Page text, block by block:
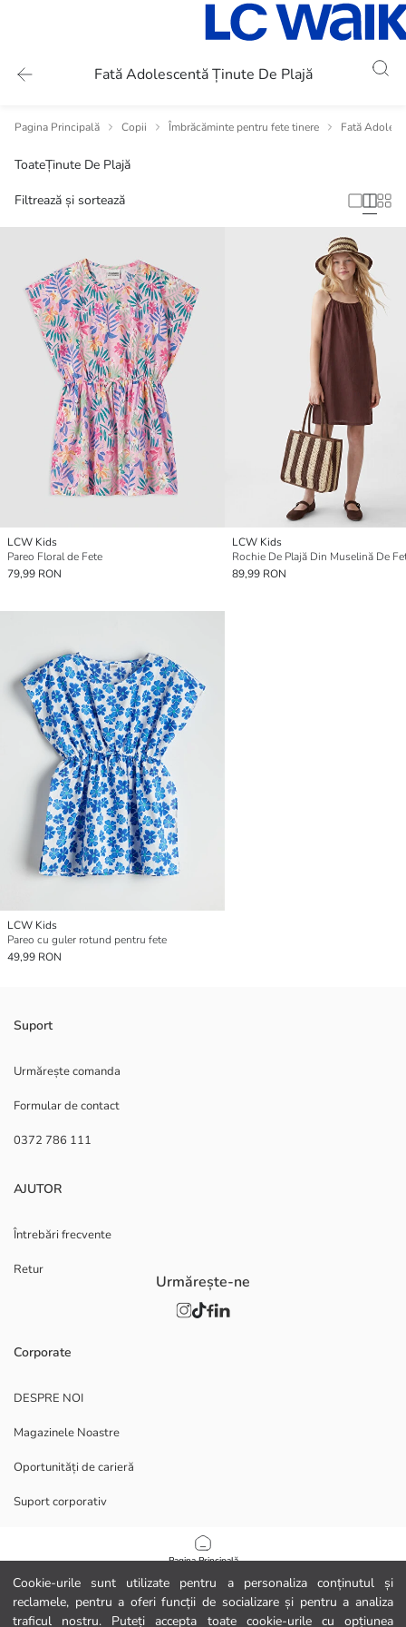
Cookie-urile sunt utilizate pentru a personaliza conținutul și
reclamele, pentru a oferi funcții de socializare și pentru a analiza
traficul nostru. Puteți accepta toate cookie-urile cu opțiunea
Fată Adolescentă Ținute De Plajă
Pagina Principală
Categorii
Pagina Principală Copii Îmbrăcăminte pentru fete tinere Fată
ToateȚinute De Plajă
Filtrează și sortează
LCW Kids
Pareo Floral de Fete
79,99 RON
LCW Kids
89,99 RON
LCW Kids
Pareo cu guler rotund pentru fete
49,99 RON
Suport
Urmărește comanda
Formular de contact
0372 786 111
AJUTOR
Întrebări frecvente
Retur
Corporate
DESPRE NOI
Magazinele Noastre
Oportunități de carieră
Suport corporativ
Politica de confidențialitate și securitate a datelor
Urmărește-ne